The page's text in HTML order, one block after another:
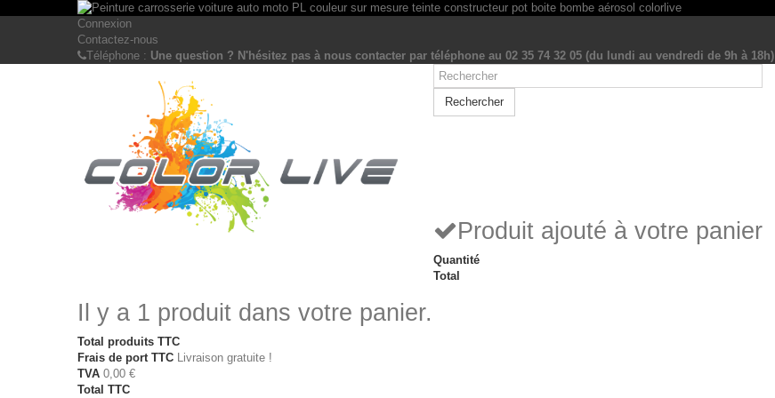
Connexion
Contactez-nous
Téléphone : Une question ? N'hésitez pas à nous contacter par téléphone au 02 35 74 32 05 (du lundi au vendredi de 9h à 18h)
Rechercher
Produit ajouté à votre panier
Quantité
Total
Il y a 1 produit dans votre panier.
Total produits TTC
Frais de port TTC Livraison gratuite !
TVA 0,00 €
Total TTC